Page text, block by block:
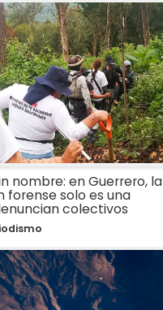
nombre: en Guerrero, la
forense solo es una
colectivos